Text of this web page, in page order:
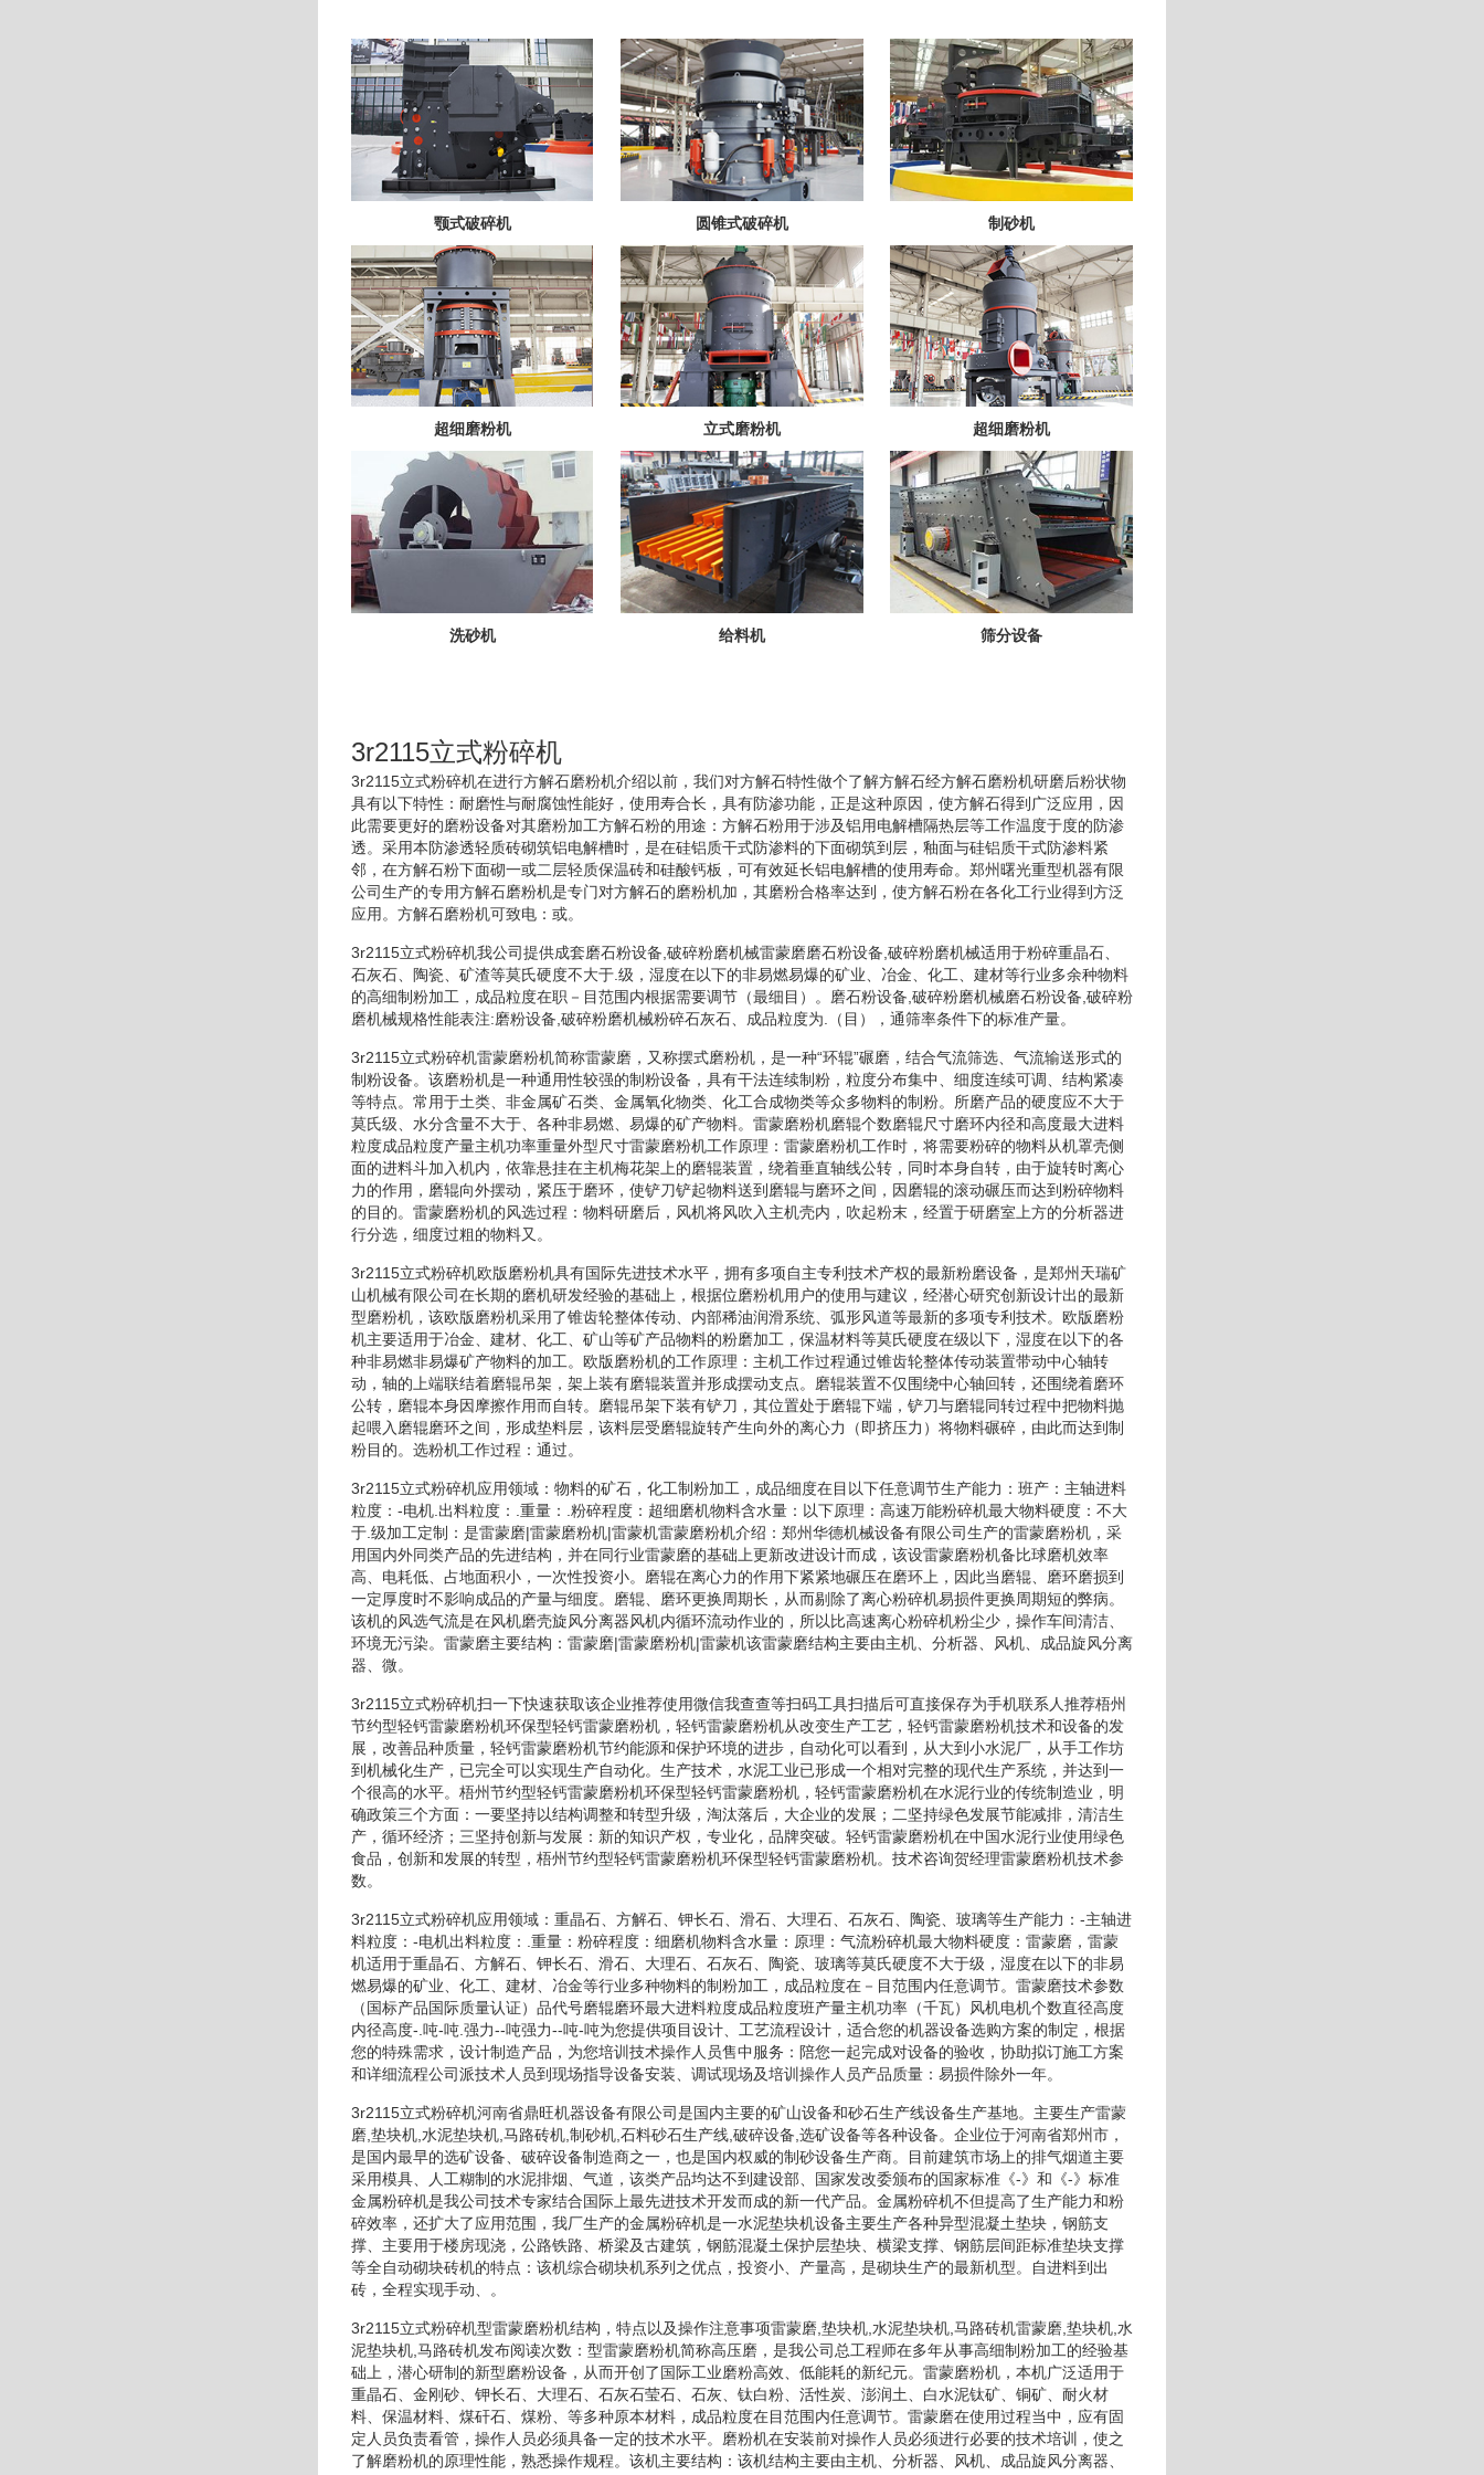
颚式破碎机 圆锥式破碎机 制砂机
超细磨粉机 立式磨粉机 超细磨粉机
洗砂机 给料机 筛分设备
3r2115立式粉碎机
3r2115立式粉碎机在进行方解石磨粉机介绍以前，我们对方解石特性做个了解方解石经方解石磨粉机研磨后粉状物
具有以下特性：耐磨性与耐腐蚀性能好，使用寿合长，具有防渗功能，正是这种原因，使方解石得到广泛应用，因
此需要更好的磨粉设备对其磨粉加工方解石粉的用途：方解石粉用于涉及铝用电解槽隔热层等工作温度于度的防渗
透。采用本防渗透轻质砖砌筑铝电解槽时，是在硅铝质干式防渗料的下面砌筑到层，釉面与硅铝质干式防渗料紧
邻，在方解石粉下面砌一或二层轻质保温砖和硅酸钙板，可有效延长铝电解槽的使用寿命。郑州曙光重型机器有限
公司生产的专用方解石磨粉机是专门对方解石的磨粉机加，其磨粉合格率达到，使方解石粉在各化工行业得到方泛
应用。方解石磨粉机可致电：或。
3r2115立式粉碎机我公司提供成套磨石粉设备,破碎粉磨机械雷蒙磨磨石粉设备,破碎粉磨机械适用于粉碎重晶石、
石灰石、陶瓷、矿渣等莫氏硬度不大于.级，湿度在以下的非易燃易爆的矿业、冶金、化工、建材等行业多余种物料
的高细制粉加工，成品粒度在职－目范围内根据需要调节（最细目）。磨石粉设备,破碎粉磨机械磨石粉设备,破碎粉
磨机械规格性能表注:磨粉设备,破碎粉磨机械粉碎石灰石、成品粒度为.（目），通筛率条件下的标准产量。
3r2115立式粉碎机雷蒙磨粉机简称雷蒙磨，又称摆式磨粉机，是一种“环辊”碾磨，结合气流筛选、气流输送形式的
制粉设备。该磨粉机是一种通用性较强的制粉设备，具有干法连续制粉，粒度分布集中、细度连续可调、结构紧凑
等特点。常用于土类、非金属矿石类、金属氧化物类、化工合成物类等众多物料的制粉。所磨产品的硬度应不大于
莫氏级、水分含量不大于、各种非易燃、易爆的矿产物料。雷蒙磨粉机磨辊个数磨辊尺寸磨环内径和高度最大进料
粒度成品粒度产量主机功率重量外型尺寸雷蒙磨粉机工作原理：雷蒙磨粉机工作时，将需要粉碎的物料从机罩壳侧
面的进料斗加入机内，依靠悬挂在主机梅花架上的磨辊装置，绕着垂直轴线公转，同时本身自转，由于旋转时离心
力的作用，磨辊向外摆动，紧压于磨环，使铲刀铲起物料送到磨辊与磨环之间，因磨辊的滚动碾压而达到粉碎物料
的目的。雷蒙磨粉机的风选过程：物料研磨后，风机将风吹入主机壳内，吹起粉末，经置于研磨室上方的分析器进
行分选，细度过粗的物料又。
3r2115立式粉碎机欧版磨粉机具有国际先进技术水平，拥有多项自主专利技术产权的最新粉磨设备，是郑州天瑞矿
山机械有限公司在长期的磨机研发经验的基础上，根据位磨粉机用户的使用与建议，经潜心研究创新设计出的最新
型磨粉机，该欧版磨粉机采用了锥齿轮整体传动、内部稀油润滑系统、弧形风道等最新的多项专利技术。欧版磨粉
机主要适用于冶金、建材、化工、矿山等矿产品物料的粉磨加工，保温材料等莫氏硬度在级以下，湿度在以下的各
种非易燃非易爆矿产物料的加工。欧版磨粉机的工作原理：主机工作过程通过锥齿轮整体传动装置带动中心轴转
动，轴的上端联结着磨辊吊架，架上装有磨辊装置并形成摆动支点。磨辊装置不仅围绕中心轴回转，还围绕着磨环
公转，磨辊本身因摩擦作用而自转。磨辊吊架下装有铲刀，其位置处于磨辊下端，铲刀与磨辊同转过程中把物料抛
起喂入磨辊磨环之间，形成垫料层，该料层受磨辊旋转产生向外的离心力（即挤压力）将物料碾碎，由此而达到制
粉目的。选粉机工作过程：通过。
3r2115立式粉碎机应用领域：物料的矿石，化工制粉加工，成品细度在目以下任意调节生产能力：班产：主轴进料
粒度：-电机.出料粒度：.重量：.粉碎程度：超细磨机物料含水量：以下原理：高速万能粉碎机最大物料硬度：不大
于.级加工定制：是雷蒙磨|雷蒙磨粉机|雷蒙机雷蒙磨粉机介绍：郑州华德机械设备有限公司生产的雷蒙磨粉机，采
用国内外同类产品的先进结构，并在同行业雷蒙磨的基础上更新改进设计而成，该设雷蒙磨粉机备比球磨机效率
高、电耗低、占地面积小，一次性投资小。磨辊在离心力的作用下紧紧地碾压在磨环上，因此当磨辊、磨环磨损到
一定厚度时不影响成品的产量与细度。磨辊、磨环更换周期长，从而剔除了离心粉碎机易损件更换周期短的弊病。
该机的风选气流是在风机磨壳旋风分离器风机内循环流动作业的，所以比高速离心粉碎机粉尘少，操作车间清洁、
环境无污染。雷蒙磨主要结构：雷蒙磨|雷蒙磨粉机|雷蒙机该雷蒙磨结构主要由主机、分析器、风机、成品旋风分离
器、微。
3r2115立式粉碎机扫一下快速获取该企业推荐使用微信我查查等扫码工具扫描后可直接保存为手机联系人推荐梧州
节约型轻钙雷蒙磨粉机环保型轻钙雷蒙磨粉机，轻钙雷蒙磨粉机从改变生产工艺，轻钙雷蒙磨粉机技术和设备的发
展，改善品种质量，轻钙雷蒙磨粉机节约能源和保护环境的进步，自动化可以看到，从大到小水泥厂，从手工作坊
到机械化生产，已完全可以实现生产自动化。生产技术，水泥工业已形成一个相对完整的现代生产系统，并达到一
个很高的水平。梧州节约型轻钙雷蒙磨粉机环保型轻钙雷蒙磨粉机，轻钙雷蒙磨粉机在水泥行业的传统制造业，明
确政策三个方面：一要坚持以结构调整和转型升级，淘汰落后，大企业的发展；二坚持绿色发展节能减排，清洁生
产，循环经济；三坚持创新与发展：新的知识产权，专业化，品牌突破。轻钙雷蒙磨粉机在中国水泥行业使用绿色
食品，创新和发展的转型，梧州节约型轻钙雷蒙磨粉机环保型轻钙雷蒙磨粉机。技术咨询贺经理雷蒙磨粉机技术参
数。
3r2115立式粉碎机应用领域：重晶石、方解石、钾长石、滑石、大理石、石灰石、陶瓷、玻璃等生产能力：-主轴进
料粒度：-电机出料粒度：.重量：粉碎程度：细磨机物料含水量：原理：气流粉碎机最大物料硬度：雷蒙磨，雷蒙
机适用于重晶石、方解石、钾长石、滑石、大理石、石灰石、陶瓷、玻璃等莫氏硬度不大于级，湿度在以下的非易
燃易爆的矿业、化工、建材、冶金等行业多种物料的制粉加工，成品粒度在－目范围内任意调节。雷蒙磨技术参数
（国标产品国际质量认证）品代号磨辊磨环最大进料粒度成品粒度班产量主机功率（千瓦）风机电机个数直径高度
内径高度-.吨-吨.强力--吨强力--吨-吨为您提供项目设计、工艺流程设计，适合您的机器设备选购方案的制定，根据
您的特殊需求，设计制造产品，为您培训技术操作人员售中服务：陪您一起完成对设备的验收，协助拟订施工方案
和详细流程公司派技术人员到现场指导设备安装、调试现场及培训操作人员产品质量：易损件除外一年。
3r2115立式粉碎机河南省鼎旺机器设备有限公司是国内主要的矿山设备和砂石生产线设备生产基地。主要生产雷蒙
磨,垫块机,水泥垫块机,马路砖机,制砂机,石料砂石生产线,破碎设备,选矿设备等各种设备。企业位于河南省郑州市，
是国内最早的选矿设备、破碎设备制造商之一，也是国内权威的制砂设备生产商。目前建筑市场上的排气烟道主要
采用模具、人工糊制的水泥排烟、气道，该类产品均达不到建设部、国家发改委颁布的国家标准《-》和《-》标准
金属粉碎机是我公司技术专家结合国际上最先进技术开发而成的新一代产品。金属粉碎机不但提高了生产能力和粉
碎效率，还扩大了应用范围，我厂生产的金属粉碎机是一水泥垫块机设备主要生产各种异型混凝土垫块，钢筋支
撑、主要用于楼房现浇，公路铁路、桥梁及古建筑，钢筋混凝土保护层垫块、横梁支撑、钢筋层间距标准垫块支撑
等全自动砌块砖机的特点：该机综合砌块机系列之优点，投资小、产量高，是砌块生产的最新机型。自进料到出
砖，全程实现手动、。
3r2115立式粉碎机型雷蒙磨粉机结构，特点以及操作注意事项雷蒙磨,垫块机,水泥垫块机,马路砖机雷蒙磨,垫块机,水
泥垫块机,马路砖机发布阅读次数：型雷蒙磨粉机简称高压磨，是我公司总工程师在多年从事高细制粉加工的经验基
础上，潜心研制的新型磨粉设备，从而开创了国际工业磨粉高效、低能耗的新纪元。雷蒙磨粉机，本机广泛适用于
重晶石、金刚砂、钾长石、大理石、石灰石莹石、石灰、钛白粉、活性炭、澎润土、白水泥钛矿、铜矿、耐火材
料、保温材料、煤矸石、煤粉、等多种原本材料，成品粒度在目范围内任意调节。雷蒙磨在使用过程当中，应有固
定人员负责看管，操作人员必须具备一定的技术水平。磨粉机在安装前对操作人员必须进行必要的技术培训，使之
了解磨粉机的原理性能，熟悉操作规程。该机主要结构：该机结构主要由主机、分析器、风机、成品旋风分离器、